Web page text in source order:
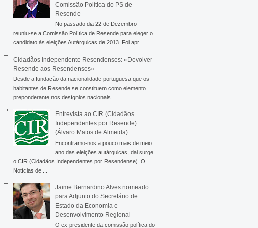
Comissão Política do PS de
Resende
No passado dia 22 de Dezembro
reuniu-se a Comissão Política de Resende para eleger o
candidato às eleições Autárquicas de 2013. Foi apr...
Cidadãos Independente Resendenses: «Devolver
Resende aos Resendenses»
Desde a fundação da nacionalidade portuguesa que os
habitantes de Resende se constituem como elemento
preponderante nos desígnios nacionais ...
Entrevista ao CIR (Cidadãos
Independentes por Resende)
(Álvaro Matos de Almeida)
Encontramo-nos a pouco mais de meio
ano das eleições autárquicas, dai surge
o CIR (Cidadãos Independentes por Resendense). O
Notícias de ...
Jaime Bernardino Alves nomeado
para Adjunto do Secretário de
Estado da Economia e
Desenvolvimento Regional
O ex-presidente da comissão política do